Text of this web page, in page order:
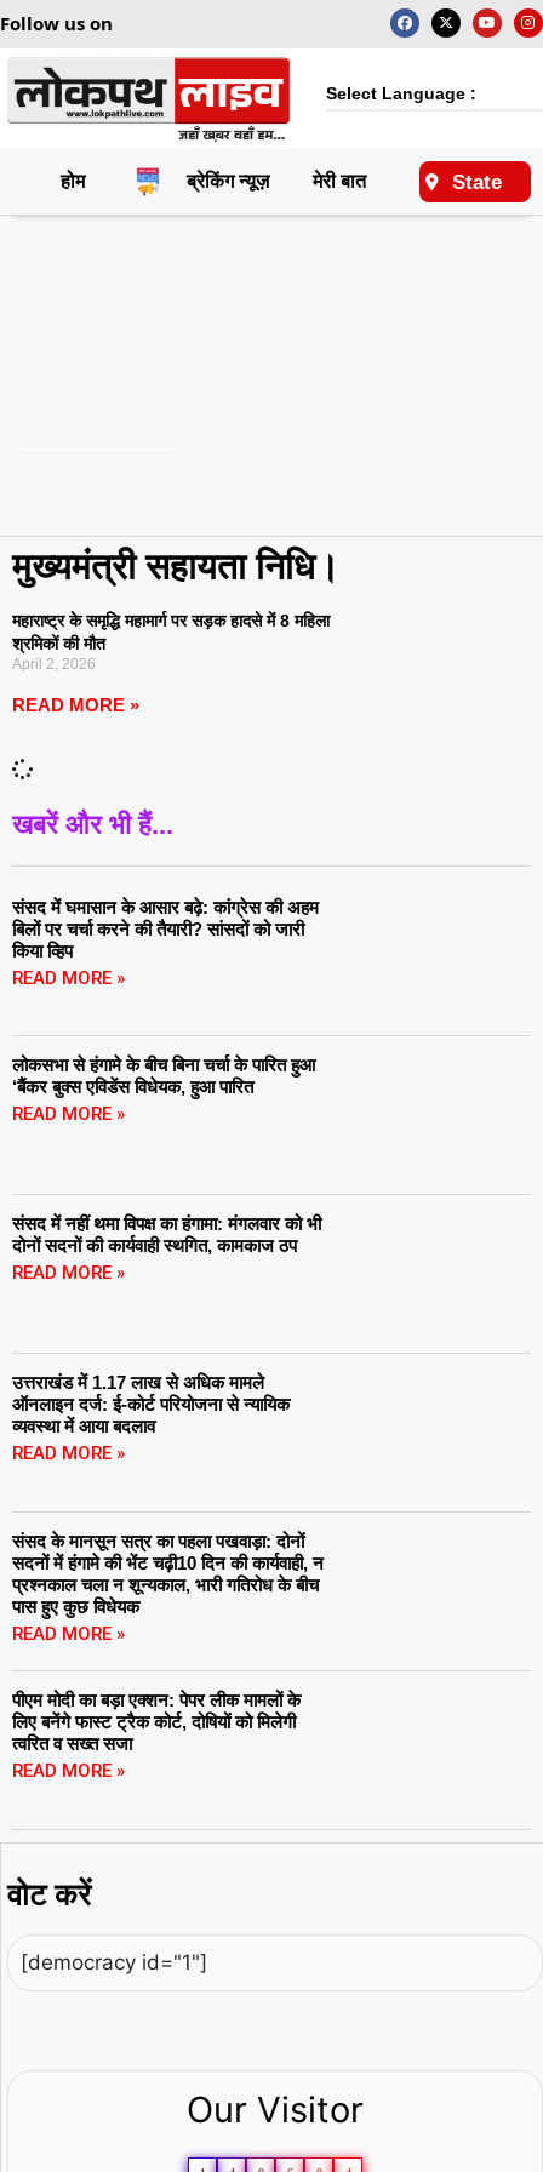
Follow us on
Select Language :
होम ब्रेकिंग न्यूज़ मेरी बात राष्ट्रीय
State
मुख्यमंत्री सहायता निधि।
महाराष्ट्र के समृद्धि महामार्ग पर सड़क हादसे में 8 महिला
श्रमिकों की मौत
April 2, 2026
READ MORE »
खबरें और भी हैं...
संसद में घमासान के आसार बढ़े: कांग्रेस की अहम
बिलों पर चर्चा करने की तैयारी? सांसदों को जारी
किया व्हिप
READ MORE »
लोकसभा से हंगामे के बीच बिना चर्चा के पारित हुआ
‘बैंकर बुक्स एविडेंस विधेयक, हुआ पारित
READ MORE »
संसद में नहीं थमा विपक्ष का हंगामा: मंगलवार को भी
दोनों सदनों की कार्यवाही स्थगित, कामकाज ठप
READ MORE »
उत्तराखंड में 1.17 लाख से अधिक मामले
ऑनलाइन दर्ज: ई-कोर्ट परियोजना से न्यायिक
व्यवस्था में आया बदलाव
READ MORE »
संसद के मानसून सत्र का पहला पखवाड़ा: दोनों
सदनों में हंगामे की भेंट चढ़ी10 दिन की कार्यवाही, न
प्रश्नकाल चला न शून्यकाल, भारी गतिरोध के बीच
पास हुए कुछ विधेयक
READ MORE »
पीएम मोदी का बड़ा एक्शन: पेपर लीक मामलों के
लिए बनेंगे फास्ट ट्रैक कोर्ट, दोषियों को मिलेगी
त्वरित व सख्त सजा
READ MORE »
वोट करें
[democracy id="1"]
Our Visitor